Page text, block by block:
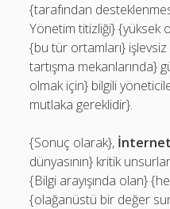
{tarafından
Yönetim titizliği} {yüksek
{bu tür ortamları}
tartışma mekanlarında}
olmak için} bilgili
mutlaka gereklidir}.
{Sonuç olarak},
dünyasının} kritik
{Bilgi arayışında olan}
{olağanüstü bir değer